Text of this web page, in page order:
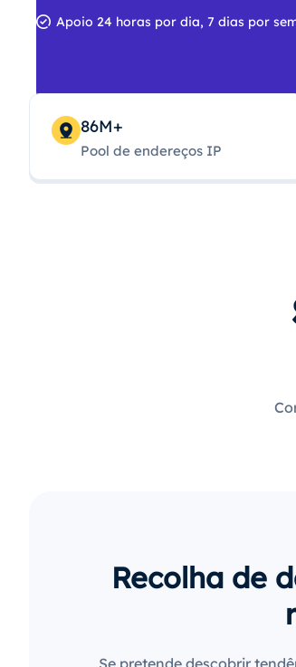
Apoio 24 horas por dia, 7 dias por
86M+
Pool de endereços IP
Recolha de
Se pretende descobrir